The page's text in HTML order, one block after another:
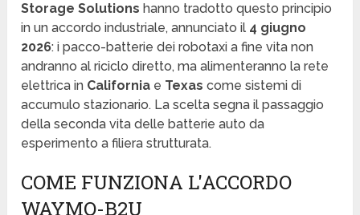
Storage Solutions hanno tradotto questo principio
in un accordo industriale, annunciato il 4 giugno
2026: i pacco-batterie dei robotaxi a fine vita non
andranno al riciclo diretto, ma alimenteranno la rete
elettrica in California e Texas come sistemi di
accumulo stazionario. La scelta segna il passaggio
della seconda vita delle batterie auto da
esperimento a filiera strutturata.
COME FUNZIONA L'ACCORDO
WAYMO-B2U